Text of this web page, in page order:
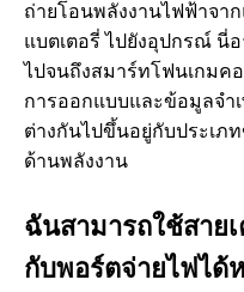
ถ่ายโอนพลังงานไฟฟ้าจา
แบตเตอรี่ ไปยังอุปกรณ์ นี่
ไปจนถึงสมาร์ทโฟนเกม
การออกแบบและข้อมูลจํา
ต่างกันไปขึ้นอยู่กับประเ
ด้านพลังงาน
ฉันสามารถใช้สาย
กับพอร์ตจ่ายไฟได้